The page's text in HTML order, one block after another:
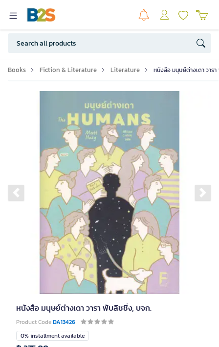
Books Fiction & Literature Literature หนังสือ มนุษย์ต่างเดา วาร
Previous slide
หนังสือ มนุษย์ต่างเดา วารา พับลิชชิ่ง, บจก.
Product CodeDA13426
0% installment available